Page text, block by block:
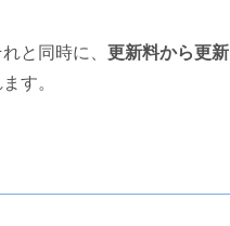
と同時に、 更新料から更新
す。